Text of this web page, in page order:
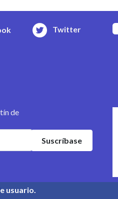
Twitter
de
© Copyright 2008-2026, UPR
usuario.